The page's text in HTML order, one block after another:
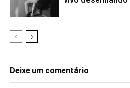
Deixe um comentário